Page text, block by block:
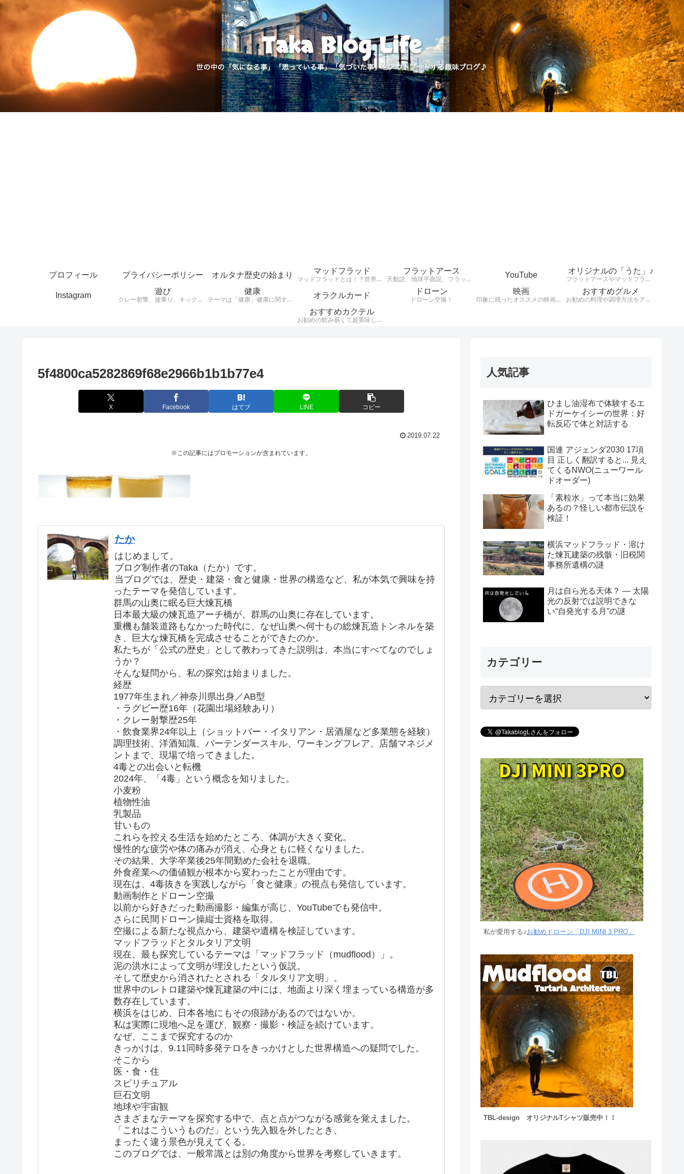
プロフィール プライバシーポリシー オルタナ歴史の始まり
マッドフラッド
マッドフラッドとは！？世界中の建物が埋まっていて、その建物の様式が世界同一（レトロ建築レンガ建築など）だという事実がある・・・それがMudfloodです。それらレンガ建築レトロ建築はここ日本にもたくさん現存している。 200年ほど前に世界がグレートリセットされ、歴史が書き換えられ現在に至るとうい興味深い説。
フラットアース
天動説、地球平面説、フラットアース、大地は平、太陽は小さくて高度上空存在している。様々な説を検証します。
YouTube
オリジナルの「うた」♪
フラットアースやマッドフラッド、健康や興味のあることをオリジナルの歌詞とリズムで発信！！！！
Instagram
遊び
クレー射撃、波乗り、キックボード、スケートボードなど思ったことをアウトプットします。
健康
テーマは「健康」健康に関する様々なジャンルのお話を、わかりやすくお話します。自分が好きな事、興味のある事をアウトプットするブログです。
オラクルカード
ドローン
ドローン空撮！
映画
印象に残ったオススメの映画を紹介します。
おすすめグルメ
お勧めの料理や調理方法をアウトプットする。
おすすめカクテル
お勧めの飲み易くて超美味しいカクテルをご紹介。騙されたつもりで飲んでほしいカクテルをシンプルにお伝えします。
5f4800ca5282869f68e2966b1b1b77e4
X Facebook はてブ LINE コピー
2019.07.22
※この記事にはプロモーションが含まれています。
たか
はじめまして。
ブログ制作者のTaka（たか）です。
当ブログでは、歴史・建築・食と健康・世界の構造など、私が本気で興味を持
ったテーマを発信しています。
群馬の山奥に眠る巨大煉瓦橋
日本最大級の煉瓦造アーチ橋が、群馬の山奥に存在しています。
重機も舗装道路もなかった時代に、なぜ山奥へ何十もの総煉瓦造トンネルを築
き、巨大な煉瓦橋を完成させることができたのか。
私たちが「公式の歴史」として教わってきた説明は、本当にすべてなのでしょ
うか？
そんな疑問から、私の探究は始まりました。
経歴
1977年生まれ／神奈川県出身／AB型
・ラグビー歴16年（花園出場経験あり）
・クレー射撃歴25年
・飲食業界24年以上（ショットバー・イタリアン・居酒屋など多業態を経験）
調理技術、洋酒知識、バーテンダースキル、ワーキングフレア、店舗マネジメ
ントまで、現場で培ってきました。
4毒との出会いと転機
2024年、「4毒」という概念を知りました。
小麦粉
植物性油
乳製品
甘いもの
これらを控える生活を始めたところ、体調が大きく変化。
慢性的な疲労や体の痛みが消え、心身ともに軽くなりました。
その結果、大学卒業後25年間勤めた会社を退職。
外食産業への価値観が根本から変わったことが理由です。
現在は、4毒抜きを実践しながら「食と健康」の視点も発信しています。
動画制作とドローン空撮
以前から好きだった動画撮影・編集が高じ、YouTubeでも発信中。
さらに民間ドローン操縦士資格を取得。
空撮による新たな視点から、建築や遺構を検証しています。
マッドフラッドとタルタリア文明
現在、最も探究しているテーマは「マッドフラッド（mudflood）」。
泥の洪水によって文明が埋没したという仮説。
そして歴史から消されたとされる「タルタリア文明」。
世界中のレトロ建築や煉瓦建築の中には、地面より深く埋まっている構造が多
数存在しています。
横浜をはじめ、日本各地にもその痕跡があるのではないか。
私は実際に現地へ足を運び、観察・撮影・検証を続けています。
なぜ、ここまで探究するのか
きっかけは、9.11同時多発テロをきっかけとした世界構造への疑問でした。
そこから
医・食・住
スピリチュアル
巨石文明
地球や宇宙観
さまざまなテーマを探究する中で、点と点がつながる感覚を覚えました。
「これはこういうものだ」という先入観を外したとき、
まったく違う景色が見えてくる。
このブログでは、一般常識とは別の角度から世界を考察していきます。
人気記事
ひまし油湿布で体験するエ
ドガーケイシーの世界：好
転反応で体と対話する
国連 アジェンダ2030 17項
目 正しく翻訳すると... 見え
てくるNWO(ニューワール
ドオーダー)
「素粒水」って本当に効果
あるの？怪しい都市伝説を
検証！
横浜マッドフラッド・溶け
た煉瓦建築の残骸・旧税関
事務所遺構の謎
月は自ら光る天体？ ― 太陽
光の反射では説明できな
い“自発光する月”の謎
カテゴリー
私が愛用する♪お勧めドローン「DJI MINI 3 PRO」
TBL-design オリジナルTシャツ販売中！！